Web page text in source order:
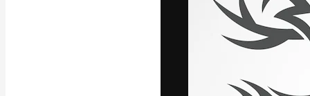
La plateforme
vos meilleurs
d’abonnés :